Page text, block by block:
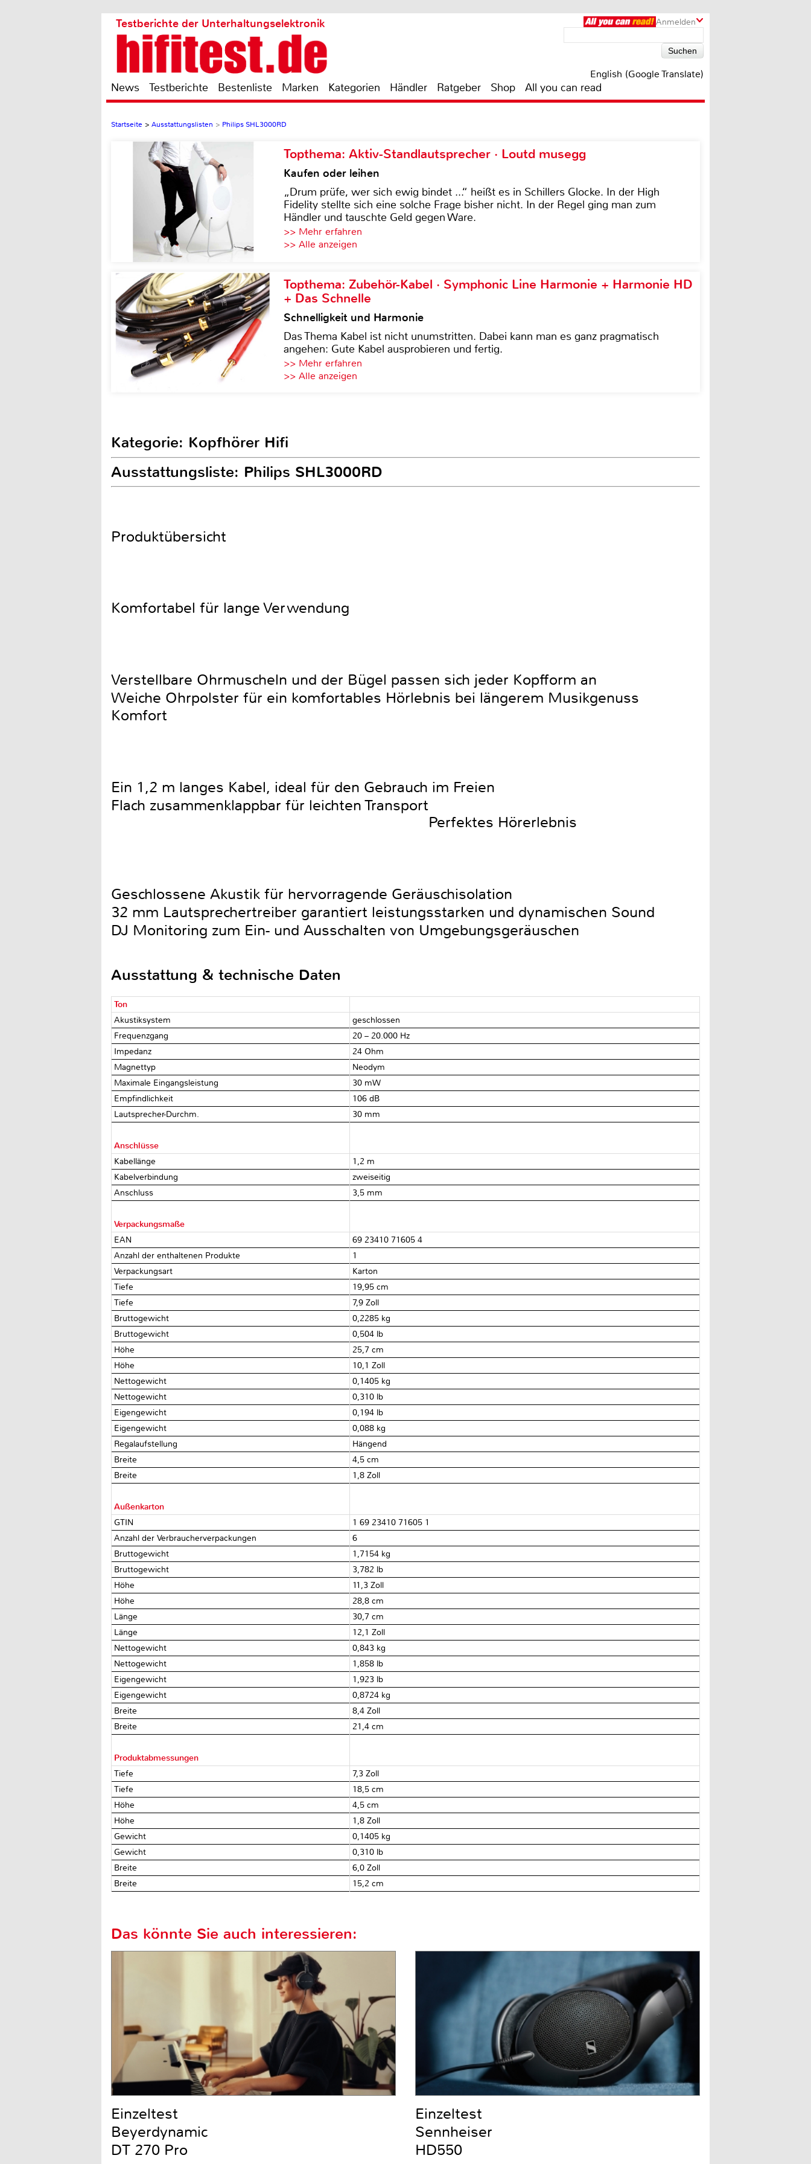
Anmelden
Testberichte der Unterhaltungselektronik
English (Google Translate)
News Testberichte Bestenliste Marken Kategorien Händler Ratgeber Shop All you can read
Startseite > Ausstattungslisten > Philips SHL3000RD
Topthema: Aktiv-Standlautsprecher · Loutd musegg
Kaufen oder leihen
„Drum prüfe, wer sich ewig bindet ...“ heißt es in Schillers Glocke. In der High
Fidelity stellte sich eine solche Frage bisher nicht. In der Regel ging man zum
Händler und tauschte Geld gegen Ware.
>> Mehr erfahren
>> Alle anzeigen
Topthema: Zubehör-Kabel · Symphonic Line Harmonie + Harmonie HD
+ Das Schnelle
Schnelligkeit und Harmonie
Das Thema Kabel ist nicht unumstritten. Dabei kann man es ganz pragmatisch
angehen: Gute Kabel ausprobieren und fertig.
>> Mehr erfahren
>> Alle anzeigen
Kategorie: Kopfhörer Hifi
Ausstattungsliste: Philips SHL3000RD
Produktübersicht
Komfortabel für lange Verwendung
Verstellbare Ohrmuscheln und der Bügel passen sich jeder Kopfform an
Weiche Ohrpolster für ein komfortables Hörlebnis bei längerem Musikgenuss
Komfort
Ein 1,2 m langes Kabel, ideal für den Gebrauch im Freien
Flach zusammenklappbar für leichten Transport
Perfektes Hörerlebnis
Geschlossene Akustik für hervorragende Geräuschisolation
32 mm Lautsprechertreiber garantiert leistungsstarken und dynamischen Sound
DJ Monitoring zum Ein- und Ausschalten von Umgebungsgeräuschen
Ausstattung & technische Daten
Ton
Akustiksystem
geschlossen
Frequenzgang
20 – 20.000 Hz
Impedanz
24 Ohm
Magnettyp
Neodym
Maximale Eingangsleistung
30 mW
Empfindlichkeit
106 dB
Lautsprecher-Durchm.
30 mm
Anschlüsse
Kabellänge
1,2 m
Kabelverbindung
zweiseitig
Anschluss
3,5 mm
Verpackungsmaße
EAN
69 23410 71605 4
Anzahl der enthaltenen Produkte
1
Verpackungsart
Karton
Tiefe
19,95 cm
Tiefe
7,9 Zoll
Bruttogewicht
0,2285 kg
Bruttogewicht
0,504 lb
Höhe
25,7 cm
Höhe
10,1 Zoll
Nettogewicht
0,1405 kg
Nettogewicht
0,310 lb
Eigengewicht
0,194 lb
Eigengewicht
0,088 kg
Regalaufstellung
Hängend
Breite
4,5 cm
Breite
1,8 Zoll
Außenkarton
GTIN
1 69 23410 71605 1
Anzahl der Verbraucherverpackungen
6
Bruttogewicht
1,7154 kg
Bruttogewicht
3,782 lb
Höhe
11,3 Zoll
Höhe
28,8 cm
Länge
30,7 cm
Länge
12,1 Zoll
Nettogewicht
0,843 kg
Nettogewicht
1,858 lb
Eigengewicht
1,923 lb
Eigengewicht
0,8724 kg
Breite
8,4 Zoll
Breite
21,4 cm
Produktabmessungen
Tiefe
7,3 Zoll
Tiefe
18,5 cm
Höhe
4,5 cm
Höhe
1,8 Zoll
Gewicht
0,1405 kg
Gewicht
0,310 lb
Breite
6,0 Zoll
Breite
15,2 cm
Das könnte Sie auch interessieren:
Einzeltest
Beyerdynamic
DT 270 Pro
Einzeltest
Sennheiser
HD550